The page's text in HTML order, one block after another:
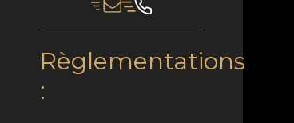
Règlementations
: